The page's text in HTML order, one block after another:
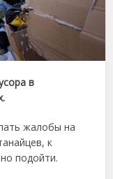
в
жалобы на
к
подойти.